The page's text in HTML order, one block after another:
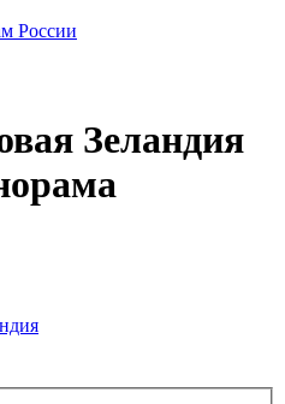
России
Зеландия